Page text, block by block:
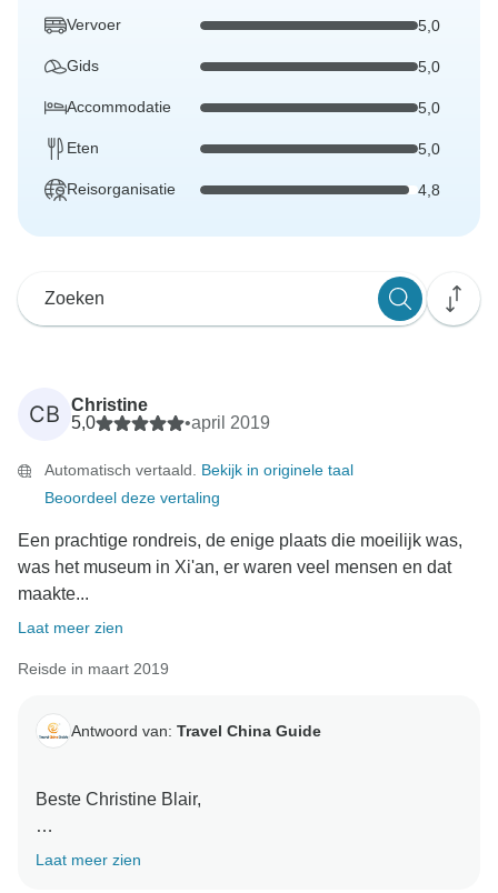
Vervoer 5,0
Gids 5,0
Accommodatie 5,0
Eten 5,0
Reisorganisatie 4,8
CB
Christine
5,0
•april 2019
Automatisch vertaald. Bekijk in originele taal
Beoordeel deze vertaling
Een prachtige rondreis, de enige plaats die moeilijk was,
was het museum in Xi'an, er waren veel mensen en dat
maakte...
Laat meer zien
Reisde in maart 2019
Antwoord van: Travel China Guide
Beste Christine Blair,
Het doet ons veel plezier te weten dat wij u een
Laat meer zien